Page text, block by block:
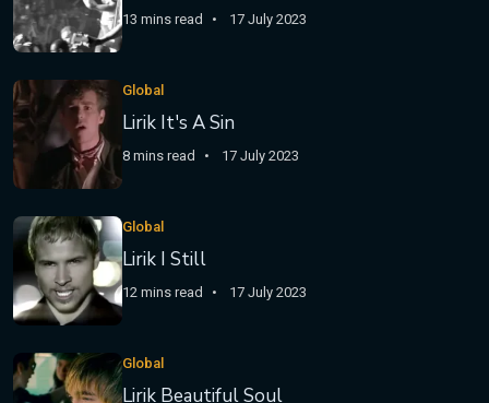
13 mins read 17 July 2023
Global
Lirik It's A Sin
8 mins read 17 July 2023
Global
Lirik I Still
12 mins read 17 July 2023
Global
Lirik Beautiful Soul